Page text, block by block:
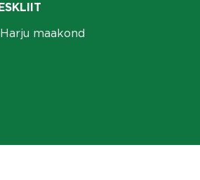
maakond